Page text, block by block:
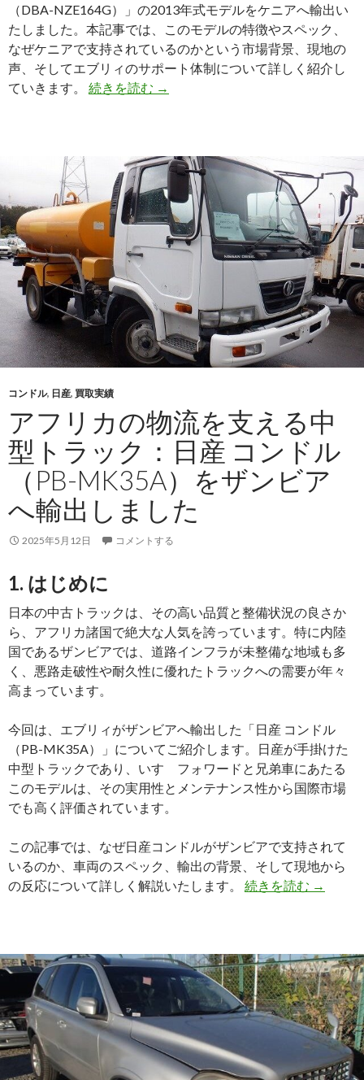
（DBA-NZE164G）」の2013年式モデルをケニアへ輸出い
たしました。本記事では、このモデルの特徴やスペック、
なぜケニアで支持されているのかという市場背景、現地の
声、そしてエブリィのサポート体制について詳しく紹介し
ていきます。 続きを読む ケ
人
気
の
実
用
ゴ
ン
を
輸
出：
タ
カ
ロ
ー
フ
ィ
ー
（DBA-
NZE164G）・
2013
→
コンドル, 日産, 買取実績
アフリカの物流を支える中
型トラック：日産 コンドル
（PB-MK35A）をザンビア
へ輸出しました
2025年5月12日 コメントする
1. はじめに
日本の中古トラックは、その高い品質と整備状況の良さか
ら、アフリカ諸国で絶大な人気を誇っています。特に内陸
国であるザンビアでは、道路インフラが未整備な地域も多
く、悪路走破性や耐久性に優れたトラックへの需要が年々
高まっています。
今回は、エブリィがザンビアへ輸出した「日産 コンドル
（PB-MK35A）」についてご紹介します。日産が手掛けた
中型トラックであり、いすゞフォワードと兄弟車にあたる
このモデルは、その実用性とメンテナンス性から国際市場
でも高く評価されています。
この記事では、なぜ日産コンドルがザンビアで支持されて
いるのか、車両のスペック、輸出の背景、そして現地から
の反応について詳しく解説いたします。 続きを読む ア
の
物
流
を
支
え
→